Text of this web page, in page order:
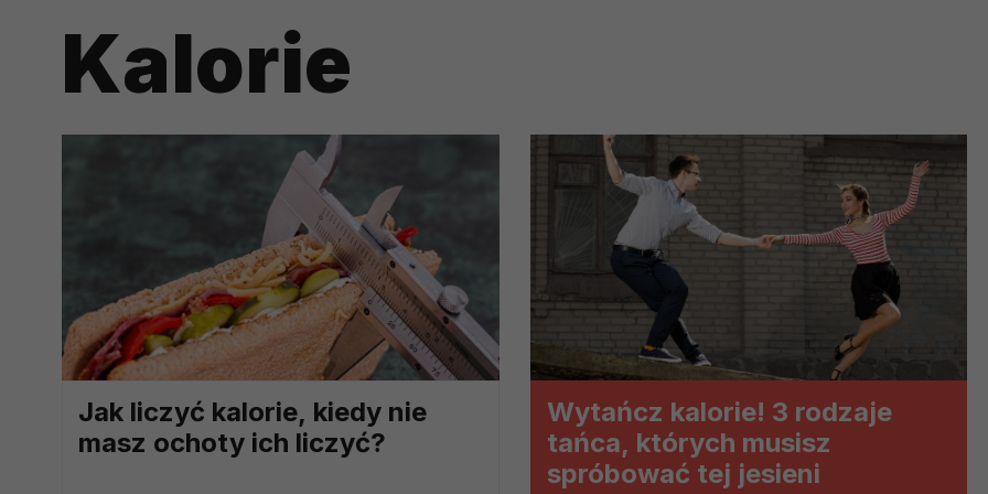
Kalorie
Jak liczyć kalorie, kiedy nie
masz ochoty ich liczyć?
Wytańcz kalorie! 3 rodzaje
tańca, których musisz
spróbować tej jesieni
Przetwarzanie Twoich danych w celach marketingowych podmiotów trzecich będzie odbywać
zgody.